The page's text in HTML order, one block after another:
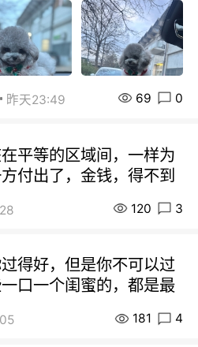
昨天23:49 69 0
平等的区域间，一样为
付出了，金钱，得不到
120 3
得好，但是你不可以过
口一个闺蜜的，都是最
181 4